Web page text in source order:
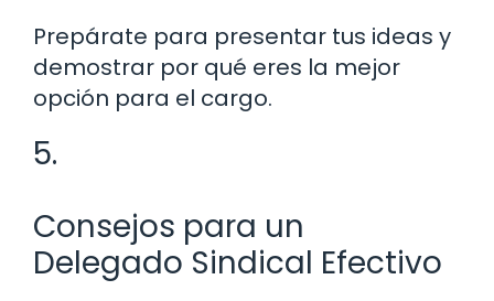
Prepárate para presentar tus ideas y
demostrar por qué eres la mejor
opción para el cargo.
5.
Consejos para un
Delegado Sindical Efectivo